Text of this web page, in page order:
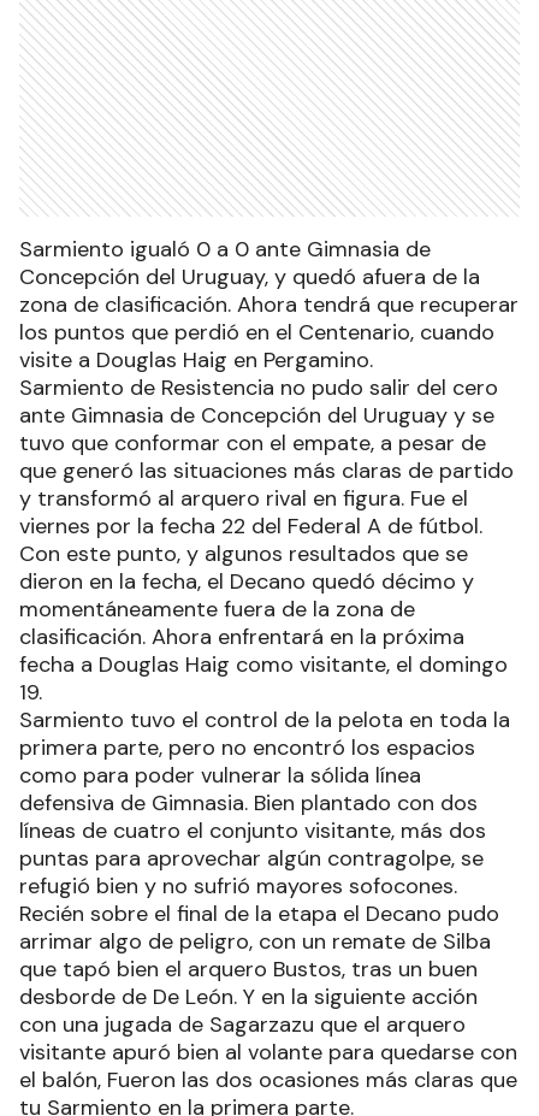
Sarmiento igualó 0 a 0 ante Gimnasia de
Concepción del Uruguay, y quedó afuera de la
zona de clasificación. Ahora tendrá que recuperar
los puntos que perdió en el Centenario, cuando
visite a Douglas Haig en Pergamino.
Sarmiento de Resistencia no pudo salir del cero
ante Gimnasia de Concepción del Uruguay y se
tuvo que conformar con el empate, a pesar de
que generó las situaciones más claras de partido
y transformó al arquero rival en figura. Fue el
viernes por la fecha 22 del Federal A de fútbol.
Con este punto, y algunos resultados que se
dieron en la fecha, el Decano quedó décimo y
momentáneamente fuera de la zona de
clasificación. Ahora enfrentará en la próxima
fecha a Douglas Haig como visitante, el domingo
19.
Sarmiento tuvo el control de la pelota en toda la
primera parte, pero no encontró los espacios
como para poder vulnerar la sólida línea
defensiva de Gimnasia. Bien plantado con dos
líneas de cuatro el conjunto visitante, más dos
puntas para aprovechar algún contragolpe, se
refugió bien y no sufrió mayores sofocones.
Recién sobre el final de la etapa el Decano pudo
arrimar algo de peligro, con un remate de Silba
que tapó bien el arquero Bustos, tras un buen
desborde de De León. Y en la siguiente acción
con una jugada de Sagarzazu que el arquero
visitante apuró bien al volante para quedarse con
el balón, Fueron las dos ocasiones más claras que
tu Sarmiento en la primera parte.